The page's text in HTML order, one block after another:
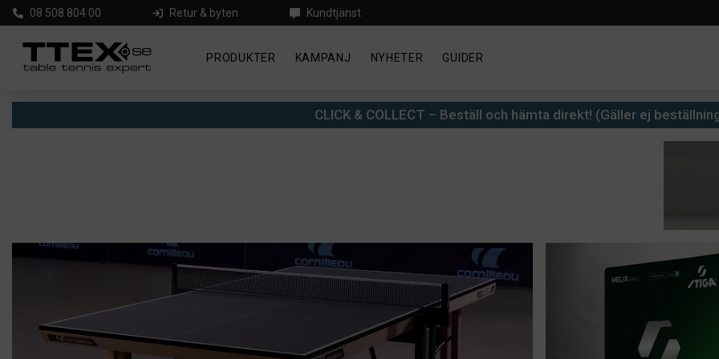
08 508 804 00 Retur & byten Kundtjänst
PRODUKTER KAMPANJ NYHETER GUIDER
CLICK & COLLECT – Beställ och hämta direkt! (Gäller ej